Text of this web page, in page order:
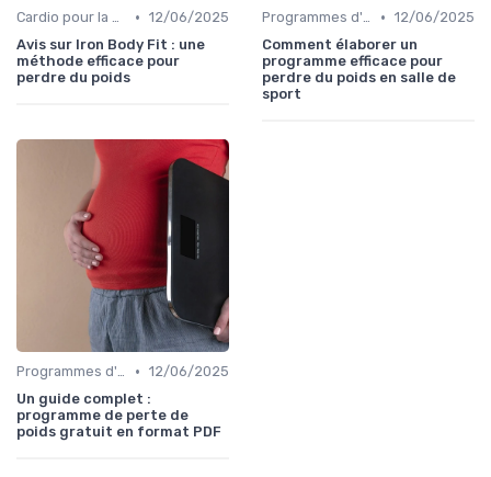
Cardio pour la perte de poids • 12/06/2025
Avis sur Iron Body Fit : une
méthode efficace pour
perdre du poids
Programmes d'entraînement • 12/06/2025
Comment élaborer un
programme efficace pour
perdre du poids en salle de
sport
Programmes d'entraînement • 12/06/2025
Un guide complet :
programme de perte de
poids gratuit en format PDF